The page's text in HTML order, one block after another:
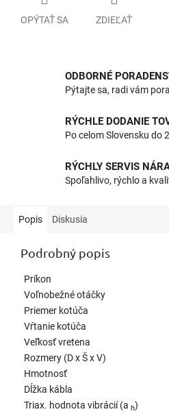
OPÝTAŤ SA ZDIEĽAŤ
ODBORNÉ
Pýtajte sa, radi vám
RÝCHLE DODANIE
Po celom Slovensku do
RÝCHLY SERVIS
Spoľahlivo, rýchlo a
Popis Diskusia
Podrobný popis
Príkon
Voľnobežné otáčky
Priemer kotúča
Vŕtanie kotúča
Veľkosť vretena
Rozmery (D x Š x V)
Hmotnosť
Dĺžka kábla
Triax. hodnota vibrácií (a h)